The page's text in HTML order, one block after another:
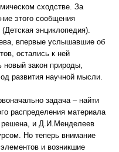
сходстве. За
этого сообщения
энциклопедия).
впервые услышавшие об
остались к ней
новый закон природы,
развития научной мысли.
задача – найти
распределения материала
решена, и Д.И.Менделеев
Но теперь внимание
и возникшие